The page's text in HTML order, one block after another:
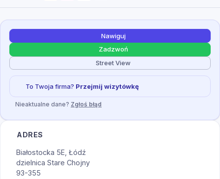
Nawiguj
Zadzwoń
Street View
To Twoja firma? Przejmij wizytówkę
Nieaktualne dane? Zgłoś błąd
ADRES
Białostocka 5E, Łódź
dzielnica Stare Chojny
93-355